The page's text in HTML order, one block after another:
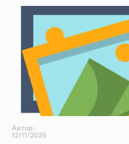
Автор:
12/11/2025